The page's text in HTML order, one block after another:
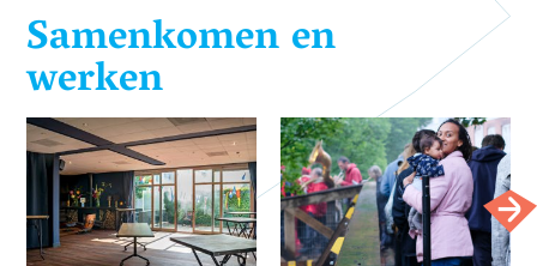
Samenkomen en
werken